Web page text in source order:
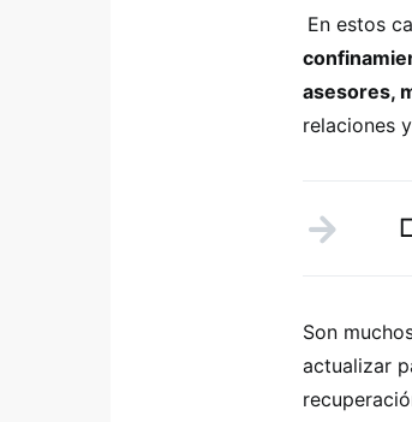
En estos
asesores,
relaciones
Son
actualizar